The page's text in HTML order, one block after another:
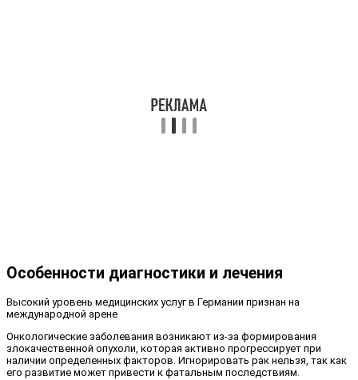
Особенности диагностики и лечения
Высокий уровень медицинских услуг в Германии признан на
международной арене
Онкологические заболевания возникают из-за формирования
злокачественной опухоли, которая активно прогрессирует при
наличии определенных факторов. Игнорировать рак нельзя, так как
его развитие может привести к фатальным последствиям.